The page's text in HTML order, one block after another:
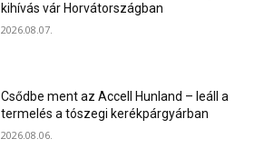
kihívás vár Horvátországban
2026.08.07.
Csődbe ment az Accell Hunland – leáll a
termelés a tószegi kerékpárgyárban
2026.08.06.